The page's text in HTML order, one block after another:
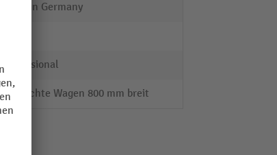
Made in Germany
Professional
für leichte Wagen 800 mm breit